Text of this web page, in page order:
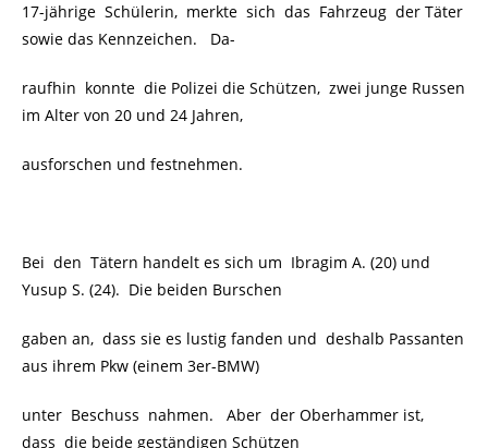
17-jährige Schülerin, merkte sich das Fahrzeug der Täter
sowie das Kennzeichen. Da-
raufhin konnte die Polizei die Schützen, zwei junge Russen
im Alter von 20 und 24 Jahren,
ausforschen und festnehmen.
Bei den Tätern handelt es sich um Ibragim A. (20) und
Yusup S. (24). Die beiden Burschen
gaben an, dass sie es lustig fanden und deshalb Passanten
aus ihrem Pkw (einem 3er-BMW)
unter Beschuss nahmen. Aber der Oberhammer ist,
dass die beide geständigen Schützen